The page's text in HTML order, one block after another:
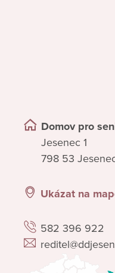
Domov pro
Jesenec 1
798 53
Ukázat na
582 396 922